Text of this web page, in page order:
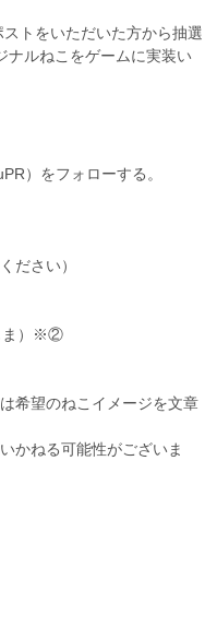
トをいただいた方から抽選
ナルねこをゲームに実装い
）をフォローする。
ださい）
ま）※②
希望のねこイメージを文章
かねる可能性がございま